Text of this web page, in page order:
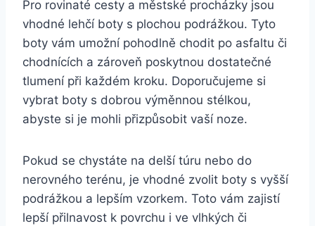
Pro rovinaté cesty a městské procházky jsou
vhodné lehčí boty s⁢ plochou podrážkou. Tyto
boty vám umožní pohodlně chodit po‌ asfaltu či
chodnících​ a zároveň poskytnou dostatečné
tlumení při každém kroku. Doporučujeme si‌
vybrat ⁤boty s dobrou výměnnou stélkou,
abyste ⁣si je ​mohli přizpůsobit vaší noze.
Pokud se chystáte na delší túru nebo do
nerovného terénu, ​je ⁢vhodné zvolit boty s vyšší
podrážkou⁤ a lepším vzorkem. Toto vám zajistí
lepší přilnavost k‍ povrchu i ve​ vlhkých či